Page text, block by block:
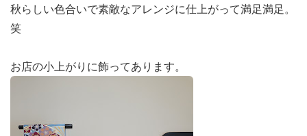
秋らしい色合いで素敵なアレンジに仕上がって満足満足。
笑
お店の小上がりに飾ってあります。